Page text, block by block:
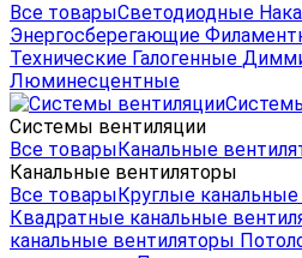
Все товарыСветодиодные
Энергосберегающие
Технические Галогенные
Люминесцентные
Системы вентиляции
Все товарыКанальные
Канальные вентиляторы
Все товарыКруглые
Квадратные канальные
канальные вентиляторы